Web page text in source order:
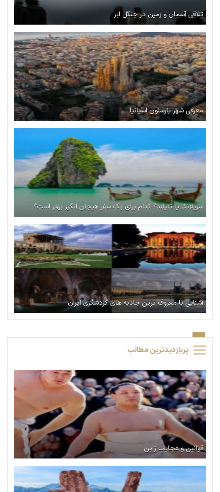
تلاقی آسمان و زمین در جنگل ابر
معرفی شهر بارسلون اسپانیا
سریلانکا یا تایلند؟ کدام برای یک سفر هیجان انگیز بهتر است؟
آشنایی با معروف ترین جاذبه های گردشگری ایران
پربازدیدترین مطالب
قوانین و عجایب ژاپن